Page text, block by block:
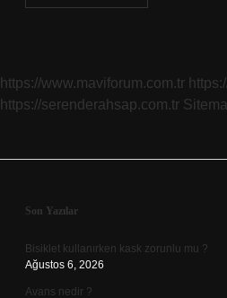
Hangi
https://www.maviforum.com.tr
https://serenderahsap.com.tr
Sidebar
Son Yazılar
Bisiklet kullanırken kask zorunlu mu ?
Ağustos 6, 2026
Avans nedir ?